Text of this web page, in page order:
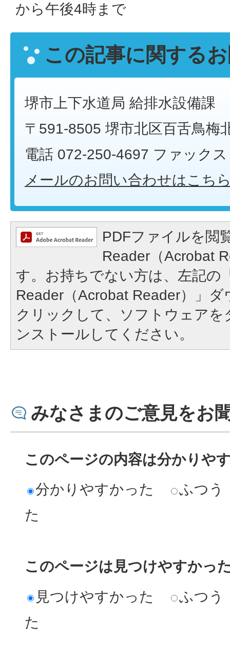
から午後4時まで
この記事に関する
堺市上下水道局 給排水設備課
〒591-8505 堺市北区百舌鳥梅
電話 072-250-4697 ファック
メールのお問い合わせはこち
PDFファイルを閲
Reader（Acrobat
す。お持ちでない方は、左記の
Reader（Acrobat Reader）」
クリックして、ソフトウェア
ンストールしてください。
みなさまのご意見をお
このページの内容は分かりや
分かりやすかった
ふつう
た
このページは見つけやすかっ
見つけやすかった
ふつう
た